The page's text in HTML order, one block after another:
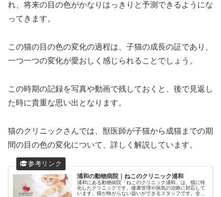
れ、将来の目の色がかなりはっきりと予測できるようにな
ってきます。
この猫の目の色の変化の過程は、子猫の成長の証であり、
一つ一つの変化が愛おしく感じられることでしょう。
この時期の記録を写真や動画で残しておくと、後で見返し
た時に貴重な思い出となります。
猫のクリニックさんでは、獣医師が子猫から成猫までの期
間の目の色の変化について、詳しく解説しています。
浦和の動物病院｜ねこのクリニック浦和
浦和にある動物病院「ねこのクリニック浦和」は、猫に特
化したクリニックです。健康管理や病気の治療に対応して
います。猫が怖がらない扱いができるスタッフです。全員